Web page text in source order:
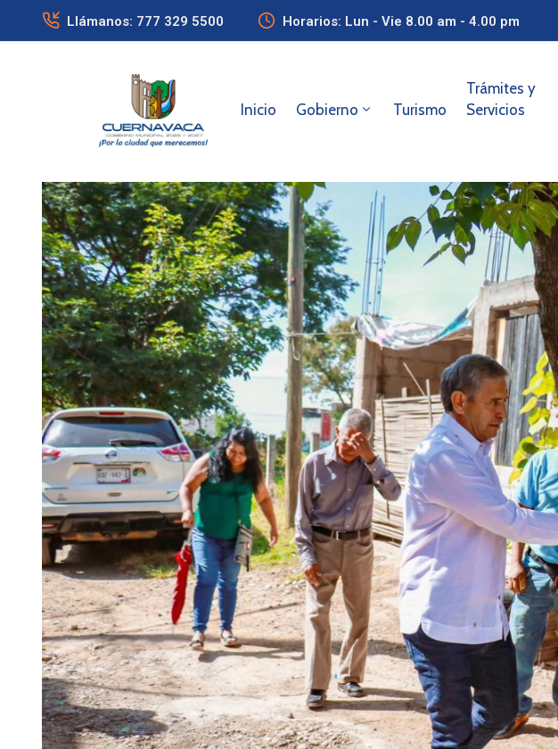
Llámanos: 777 329 5500 Horarios: Lun - Vie 8.00 am - 4.00 pm
Inicio Gobierno Turismo
Trámites y
Servicios